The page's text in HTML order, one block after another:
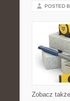
POSTED
Zobacz